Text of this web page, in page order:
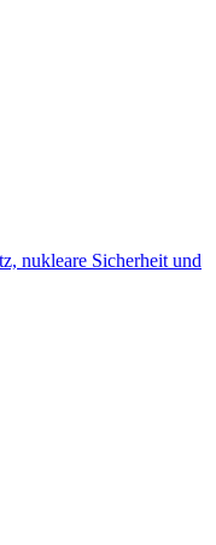
nukleare Sicherheit und